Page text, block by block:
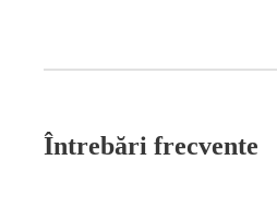
Întrebări frecvente